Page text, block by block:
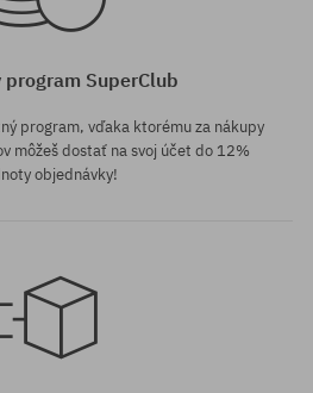
program SuperClub
program, vďaka ktorému za nákupy
môžeš dostať na svoj účet do 12%
objednávky!